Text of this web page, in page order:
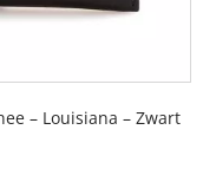
– Louisiana – Zwart